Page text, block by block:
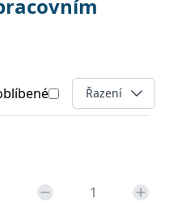
Open options
Řazení